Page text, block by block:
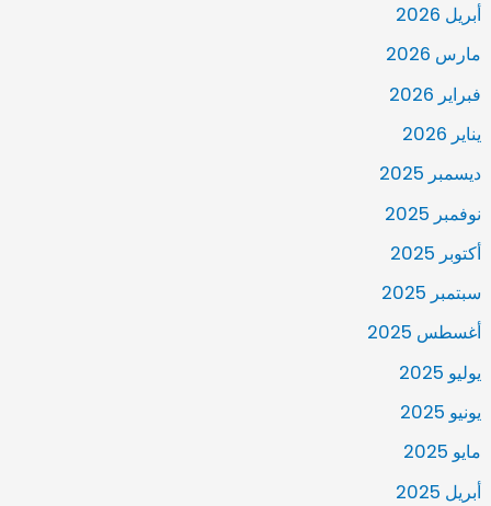
أبريل 2026
مارس 2026
فبراير 2026
يناير 2026
ديسمبر 2025
نوفمبر 2025
أكتوبر 2025
سبتمبر 2025
أغسطس 2025
يوليو 2025
يونيو 2025
مايو 2025
أبريل 2025